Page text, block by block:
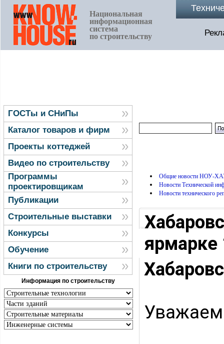
Национальная
информационная
система
по строительству
ГОСТы и СНиПы
Каталог товаров и фирм
Проекты коттеджей
Видео по строительству
Программы
проектировщикам
Публикации
Строительные выставки
Конкурсы
Обучение
Книги по строительству
Информация по строительству
Общие новости НОУ-
Новости Технической
Новости технического
ярмарке